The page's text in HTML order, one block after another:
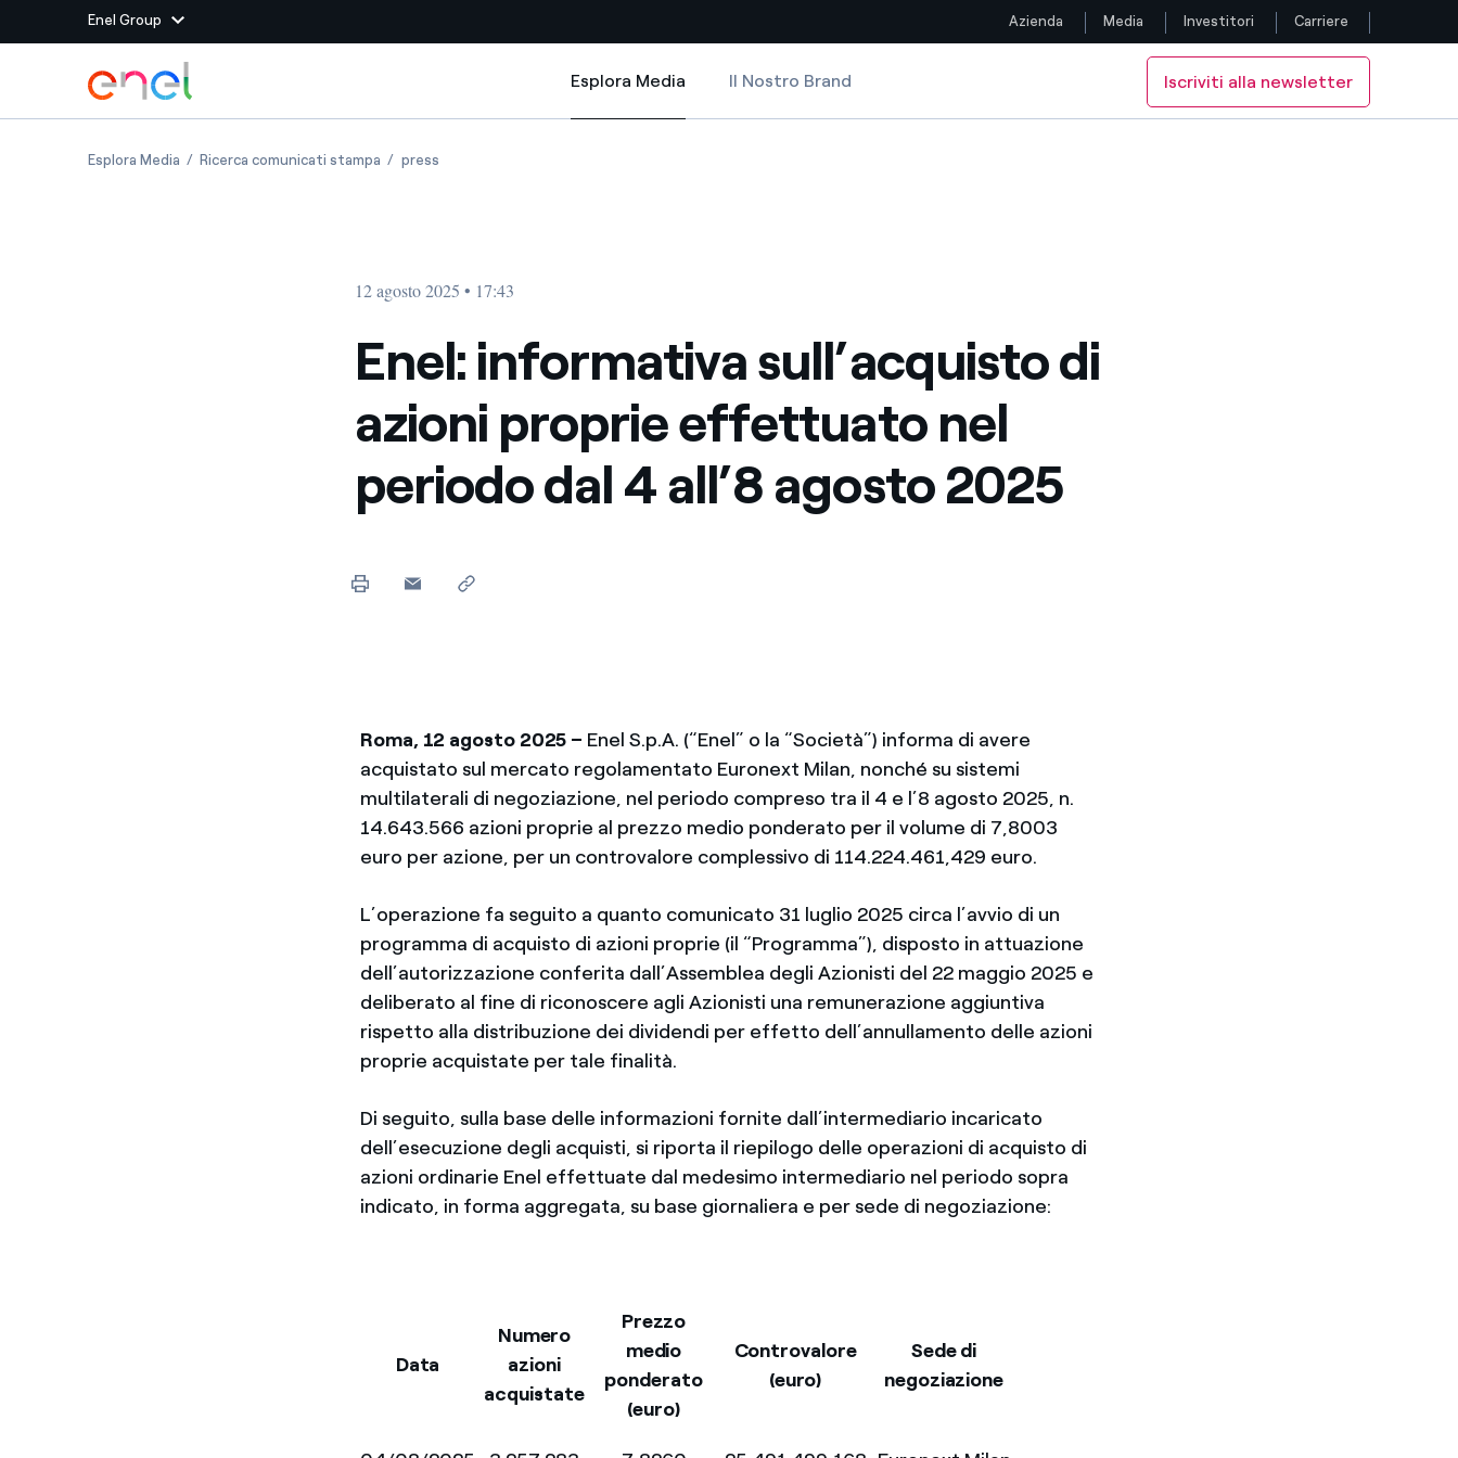
Enel Group
Siti del Gruppo
Enel Green Power Produciamo energia pulita da fonti rinnovabili
Massimizziamo la creazione di valore grazie al
rapporto con i nostri fornitori
La piattaforma di conoscenza per un mondo di
energia pulita
Sosteniamo le iniziative delle organizzazioni non
Il canale dove segnalare violazioni delle nostre policy
Siti Paese
Colombia
Iberia
Italia
Messico
Seguici
Vai al contenuto principale
Azienda Media Investitori Carriere
Esplora Media
Esplora Media
Il Nostro Brand Iscriviti alla newsletter
Esplora MediaEnel: informativa sull’acquisto di azioni proprie effettuato nel periodo dal 4 all’8 agosto 2025
Ricerca comunicati stampa Enel: informativa sull’acquisto di azioni proprie effettuato nel periodo dal 4 all’8 agosto 2025
pressEnel: informativa sull’acquisto di azioni proprie effettuato nel periodo dal 4 all’8 agosto 2025
12 agosto 2025 • 17:43
Enel: informativa sull’acquisto di
azioni proprie effettuato nel
periodo dal 4 all’8 agosto 2025
Roma, 12 agosto 2025 – Enel S.p.A. (“Enel” o la “Società”) informa di avere
acquistato sul mercato regolamentato Euronext Milan, nonché su sistemi
multilaterali di negoziazione, nel periodo compreso tra il 4 e l’8 agosto 2025, n.
14.643.566 azioni proprie al prezzo medio ponderato per il volume di 7,8003
euro per azione, per un controvalore complessivo di 114.224.461,429 euro.
L’operazione fa seguito a quanto comunicato 31 luglio 2025 circa l’avvio di un
programma di acquisto di azioni proprie (il “Programma”), disposto in attuazione
dell’autorizzazione conferita dall’Assemblea degli Azionisti del 22 maggio 2025 e
deliberato al fine di riconoscere agli Azionisti una remunerazione aggiuntiva
rispetto alla distribuzione dei dividendi per effetto dell’annullamento delle azioni
proprie acquistate per tale finalità.
Di seguito, sulla base delle informazioni fornite dall’intermediario incaricato
dell’esecuzione degli acquisti, si riporta il riepilogo delle operazioni di acquisto di
azioni ordinarie Enel effettuate dal medesimo intermediario nel periodo sopra
indicato, in forma aggregata, su base giornaliera e per sede di negoziazione:
Data
Numero
azioni
acquistate
Prezzo
medio
ponderato
(euro)
Controvalore
(euro)
Sede di
negoziazione